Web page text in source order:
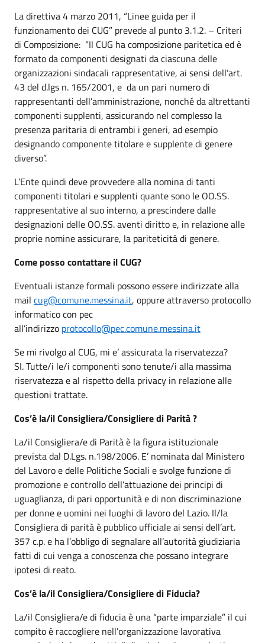
La direttiva 4 marzo 2011, “Linee guida per il
funzionamento dei CUG” prevede al punto 3.1.2. – Criteri
di Composizione: “Il CUG ha composizione paritetica ed è
formato da componenti designati da ciascuna delle
organizzazioni sindacali rappresentative, ai sensi dell’art.
43 del d.lgs n. 165/2001, e da un pari numero di
rappresentanti dell’amministrazione, nonché da altrettanti
componenti supplenti, assicurando nel complesso la
presenza paritaria di entrambi i generi, ad esempio
designando componente titolare e supplente di genere
diverso”.
L’Ente quindi deve provvedere alla nomina di tanti
componenti titolari e supplenti quante sono le OO.SS.
rappresentative al suo interno, a prescindere dalle
designazioni delle OO.SS. aventi diritto e, in relazione alle
proprie nomine assicurare, la pariteticità di genere.
Come posso contattare il CUG?
Eventuali istanze formali possono essere indirizzate alla
mail cug@comune.messina.it, oppure attraverso protocollo
informatico con pec
all’indirizzo protocollo@pec.comune.messina.it
Se mi rivolgo al CUG, mi e’ assicurata la riservatezza?
SI. Tutte/i le/i componenti sono tenute/i alla massima
riservatezza e al rispetto della privacy in relazione alle
questioni trattate.
Cos’è la/il Consigliera/Consigliere di Parità ?
La/il Consigliera/e di Parità è la figura istituzionale
prevista dal D.Lgs. n.198/2006. E’ nominata dal Ministero
del Lavoro e delle Politiche Sociali e svolge funzione di
promozione e controllo dell’attuazione dei principi di
uguaglianza, di pari opportunità e di non discriminazione
per donne e uomini nei luoghi di lavoro del Lazio. Il/la
Consigliera di parità è pubblico ufficiale ai sensi dell’art.
357 c.p. e ha l’obbligo di segnalare all’autorità giudiziaria
fatti di cui venga a conoscenza che possano integrare
ipotesi di reato.
Cos’è la/il Consigliera/Consigliere di Fiducia?
La/il Consigliera/e di fiducia è una “parte imparziale” il cui
compito è raccogliere nell’organizzazione lavorativa